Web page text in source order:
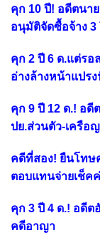
คุก 10 ปี! อดีตนา
อนุมัติจัดซื้อจ้าง 3
คุก 2 ปี 6 ด.แต่รอ
อ่างล้างหน้าแปรง
คุก 9 ปี 12 ด.! อดี
ปย.ส่วนตัว-เครือ
คดีที่สอง! ยืนโทษ
ตอบแทนจ่ายเช็ค
คุก 3 ปี 4 ด.! อดีต
คดีอาญา